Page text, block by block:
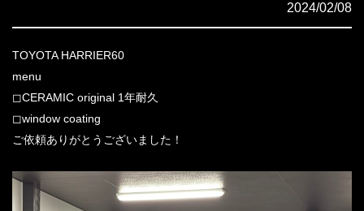
2024/02/08
TOYOTA HARRIER60
menu
◻︎CERAMIC original 1年耐久
◻︎window coating
ご依頼ありがとうございました！